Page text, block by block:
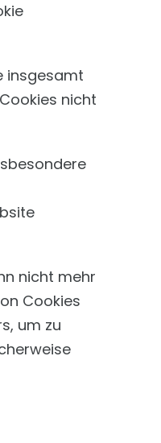
insgesamt
nicht
nicht mehr
Cookies
um zu